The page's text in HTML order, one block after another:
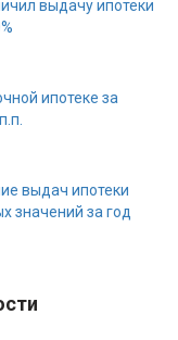
выдачу ипотеки
ипотеке за
выдач ипотеки
значений за год